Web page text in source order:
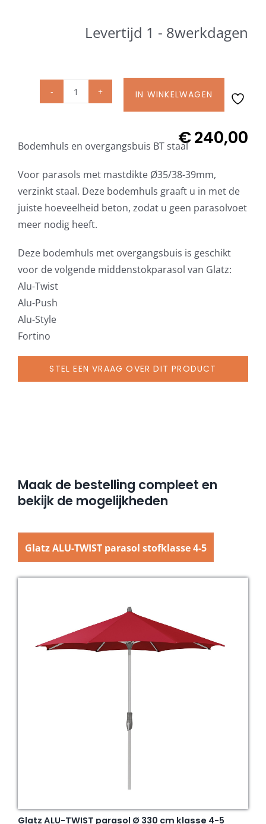
Glatz parasoldoeken
Glatz stofstalen collectie Sampleboeken
Umbrosa en Paraflex parasoldoeken
Onze merken
Levertijd 1 - 8werkdagen
Glatz
Bodemhuls
overgangsbuis
Ø35/38-
39mm
staal
verzinkt
aantal
IN WINKELWAGEN
€240,00
Bodemhuls en overgangsbuis BT staal
Voor parasols met mastdikte Ø35/38-39mm,
verzinkt staal. Deze bodemhuls graaft u in met de
juiste hoeveelheid beton, zodat u geen parasolvoet
meer nodig heeft.
Deze bodemhuls met overgangsbuis is geschikt
voor de volgende middenstokparasol van Glatz:
Alu-Twist
Alu-Push
Alu-Style
Fortino
STEL EEN VRAAG OVER DIT PRODUCT
Maak de bestelling compleet en
bekijk de mogelijkheden
Glatz ALU-TWIST parasol stofklasse 4-5
Glatz ALU-TWIST parasol Ø 330 cm klasse 4-5